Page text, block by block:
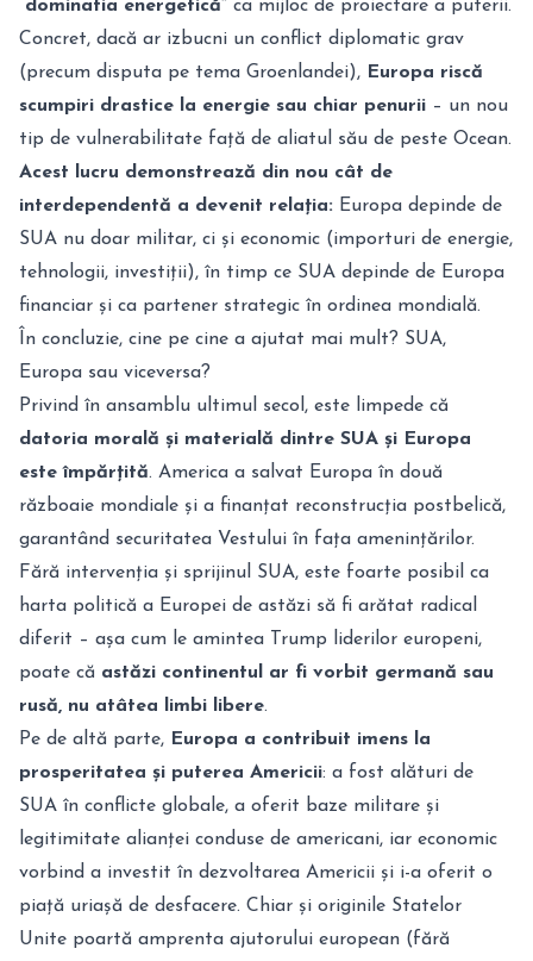
“dominatia energetică” ca mijloc de proiectare a puterii.
Concret, dacă ar izbucni un conflict diplomatic grav
(precum disputa pe tema Groenlandei), Europa riscă
scumpiri drastice la energie sau chiar penurii – un nou
tip de vulnerabilitate față de aliatul său de peste Ocean.
Acest lucru demonstrează din nou cât de
interdependentă a devenit relația: Europa depinde de
SUA nu doar militar, ci și economic (importuri de energie,
tehnologii, investiții), în timp ce SUA depinde de Europa
financiar și ca partener strategic în ordinea mondială.
În concluzie, cine pe cine a ajutat mai mult? SUA,
Europa sau viceversa?
Privind în ansamblu ultimul secol, este limpede că
datoria morală și materială dintre SUA și Europa
este împărțită. America a salvat Europa în două
războaie mondiale și a finanțat reconstrucția postbelică,
garantând securitatea Vestului în fața amenințărilor.
Fără intervenția și sprijinul SUA, este foarte posibil ca
harta politică a Europei de astăzi să fi arătat radical
diferit – așa cum le amintea Trump liderilor europeni,
poate că astăzi continentul ar fi vorbit germană sau
rusă, nu atâtea limbi libere.
Pe de altă parte, Europa a contribuit imens la
prosperitatea și puterea Americii: a fost alături de
SUA în conflicte globale, a oferit baze militare și
legitimitate alianței conduse de americani, iar economic
vorbind a investit în dezvoltarea Americii și i-a oferit o
piață uriașă de desfacere. Chiar și originile Statelor
Unite poartă amprenta ajutorului european (fără